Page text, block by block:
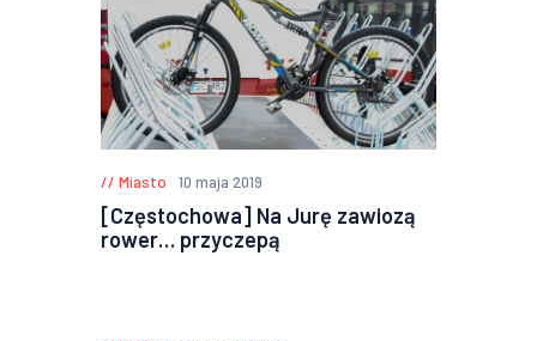
Miasto 10 maja 2019
[Częstochowa] Na Jurę zawiozą
rower… przyczepą